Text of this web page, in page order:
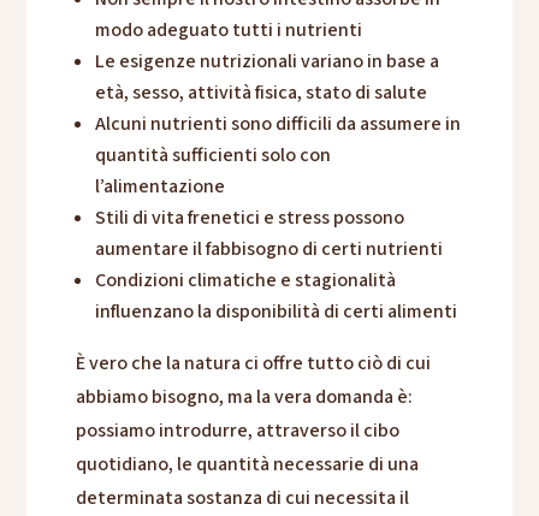
modo adeguato tutti i nutrienti
Le esigenze nutrizionali variano in base a
età, sesso, attività fisica, stato di salute
Alcuni nutrienti sono difficili da assumere in
quantità sufficienti solo con
l’alimentazione
Stili di vita frenetici e stress possono
aumentare il fabbisogno di certi nutrienti
Condizioni climatiche e stagionalità
influenzano la disponibilità di certi alimenti
È vero che la natura ci offre tutto ciò di cui
abbiamo bisogno, ma la vera domanda è:
possiamo introdurre, attraverso il cibo
quotidiano, le quantità necessarie di una
determinata sostanza di cui necessita il